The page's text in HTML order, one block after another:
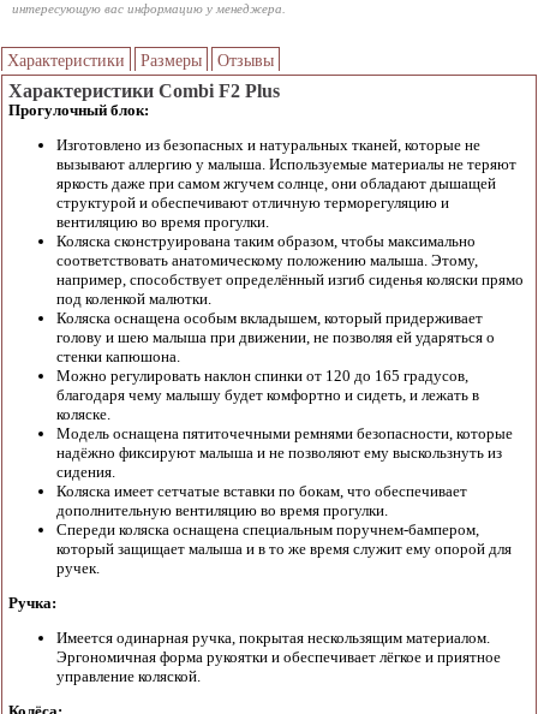
интересующую вас информацию у менеджера.
Характеристики Размеры Отзывы
Характеристики Combi F2 Plus
Прогулочный блок:
Изготовлено из безопасных и натуральных тканей, которые не
вызывают аллергию у малыша. Используемые материалы не теряют
яркость даже при самом жгучем солнце, они обладают дышащей
структурой и обеспечивают отличную терморегуляцию и
вентиляцию во время прогулки.
Коляска сконструирована таким образом, чтобы максимально
соответствовать анатомическому положению малыша. Этому,
например, способствует определённый изгиб сиденья коляски прямо
под коленкой малютки.
Коляска оснащена особым вкладышем, который придерживает
голову и шею малыша при движении, не позволяя ей ударяться о
стенки капюшона.
Можно регулировать наклон спинки от 120 до 165 градусов,
благодаря чему малышу будет комфортно и сидеть, и лежать в
коляске.
Модель оснащена пятиточечными ремнями безопасности, которые
надёжно фиксируют малыша и не позволяют ему выскользнуть из
сидения.
Коляска имеет сетчатые вставки по бокам, что обеспечивает
дополнительную вентиляцию во время прогулки.
Спереди коляска оснащена специальным поручнем-бампером,
который защищает малыша и в то же время служит ему опорой для
ручек.
Ручка:
Имеется одинарная ручка, покрытая нескользящим материалом.
Эргономичная форма рукоятки и обеспечивает лёгкое и приятное
управление коляской.